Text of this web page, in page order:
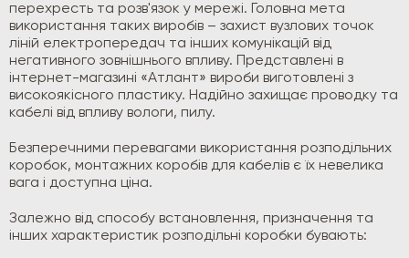
перехресть та розв'язок у мережі. Головна мета
використання таких виробів – захист вузлових точок
ліній електропередач та інших комунікацій від
негативного зовнішнього впливу. Представлені в
інтернет-магазині «Атлант» вироби виготовлені з
високоякісного пластику. Надійно захищає проводку та
кабелі від впливу вологи, пилу.
Безперечними перевагами використання розподільних
коробок, монтажних коробів для кабелів є їх невелика
вага і доступна ціна.
Залежно від способу встановлення, призначення та
інших характеристик розподільні коробки бувають: